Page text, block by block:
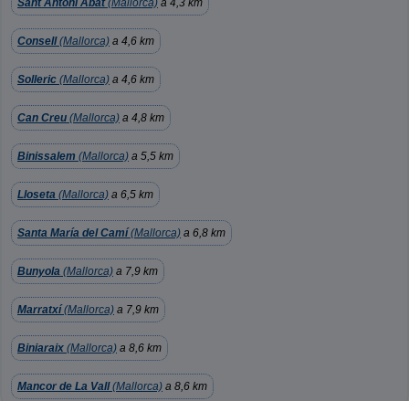
Sant Antoni Abat(Mallorca) a 4,3 km
Consell(Mallorca) a 4,6 km
Solleric (Mallorca) a 4,6 km
Can Creu (Mallorca) a 4,8 km
Binissalem (Mallorca) a 5,5 km
Lloseta (Mallorca) a 6,5 km
Santa María del Camí (Mallorca) a 6,8 km
Bunyola (Mallorca) a 7,9 km
Marratxí (Mallorca) a 7,9 km
Biniaraix (Mallorca) a 8,6 km
Mancor de La Vall(Mallorca) a 8,6 km